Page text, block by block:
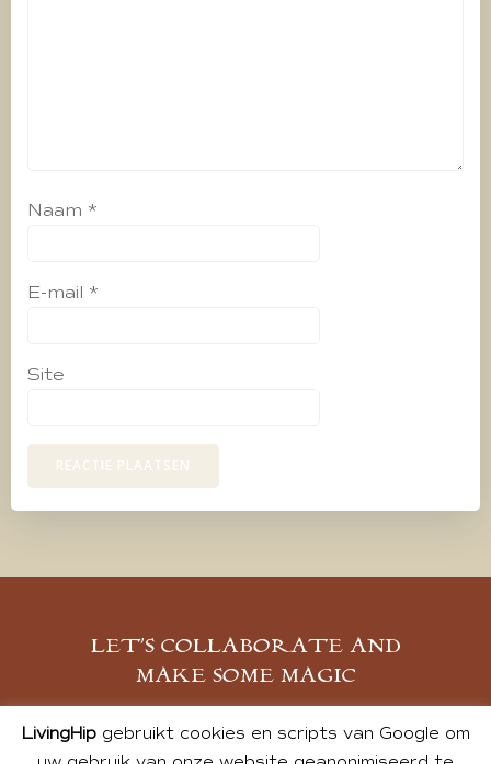
Naam *
E-mail *
Site
LET’S COLLABORATE AND
MAKE SOME MAGIC
MELD JE AAN
LivingHipgebruikt cookies en scripts van Google om